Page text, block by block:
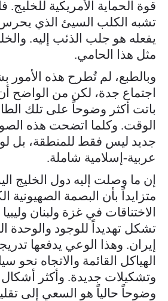
قوة الحماية الأمريكية للخليج.
تشبه الكلب السيئ الذي يحرس
يفعله هو جلب الذئب إليه.
مثل هذا الحامي.
وبالطبع، لم تُطرح هذه
اجتماع جدة، لكن من الواضح
باتت أكثر وضوحاً على تلك
الوقت. وكلما اتضحت هذه
جديد ليس فقط للمنطقة، بل
عربية-إسلامية شاملة.
إن ما وصلت إليه دول الخليج
متزايداً بأن البصمة الصهيونية
الاختناقات في غزة ولبنان
تشكل تهديداً للوجود والوحدة
إيران. وهذا الوعي يدفعها
الهياكل القائمة والاتجاه نحو
وتشكيلات جديدة. وأكثر
وضوحاً حالياً هو السعي إلى